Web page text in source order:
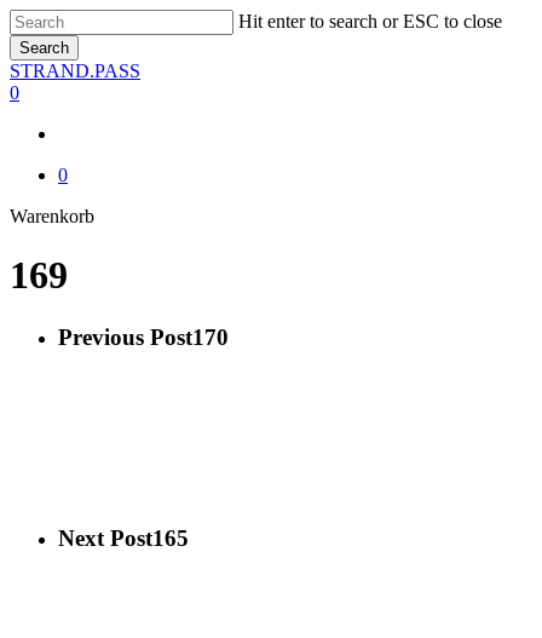
Skip
to
main
content
Hit enter to search or ESC to close
Search
Close
Search
STRAND.PASS
0
0
WarenkorbClose
169
Previous Post170
Next Post165